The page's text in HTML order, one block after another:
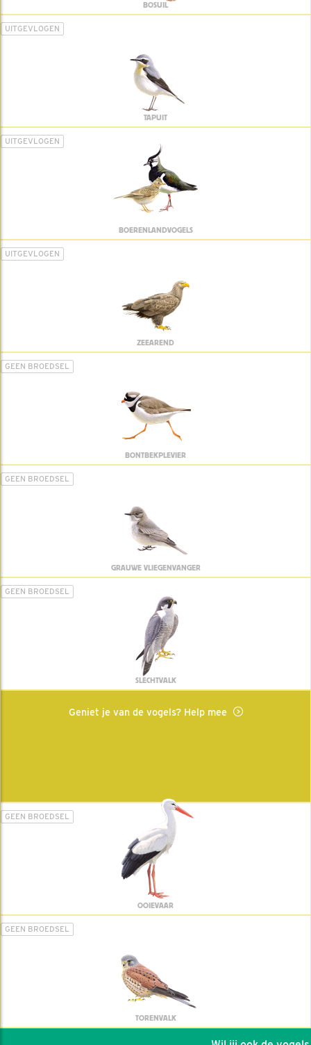
BOSUIL
UITGEVLOGEN
TAPUIT
UITGEVLOGEN
BOERENLANDVOGELS
UITGEVLOGEN
ZEEAREND
GEEN BROEDSEL
BONTBEKPLEVIER
GEEN BROEDSEL
GRAUWE VLIEGENVANGER
GEEN BROEDSEL
SLECHTVALK
Geniet je van de vogels? Help mee
GEEN BROEDSEL
OOIEVAAR
GEEN BROEDSEL
TORENVALK